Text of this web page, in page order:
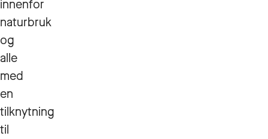
innenfor
naturbruk
og
alle
med
en
tilknytning
til